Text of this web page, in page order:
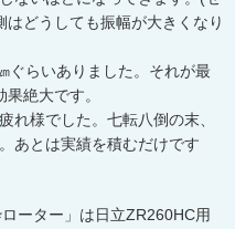
どうしても振幅が大きくなり
ぐらいありました。それが最
絶大です。
れ様でした。七転八倒の末、
あとは実績を積むだけです
ーター」は日立ZR260HC用